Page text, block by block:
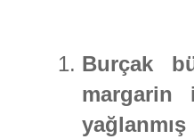
Burçak
margarin